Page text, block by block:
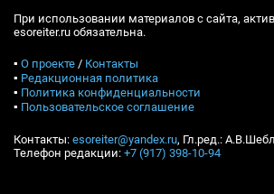
При использовании материалов с сайта,
esoreiter.ru обязательна.
▪ О проекте / Контакты
▪ Редакционная политика
▪ Политика конфиденциальности
▪ Пользовательское соглашение
Контакты: esoreiter@yandex.ru, Гл.ред.:
Телефон редакции: +7 (917) 398-10-94